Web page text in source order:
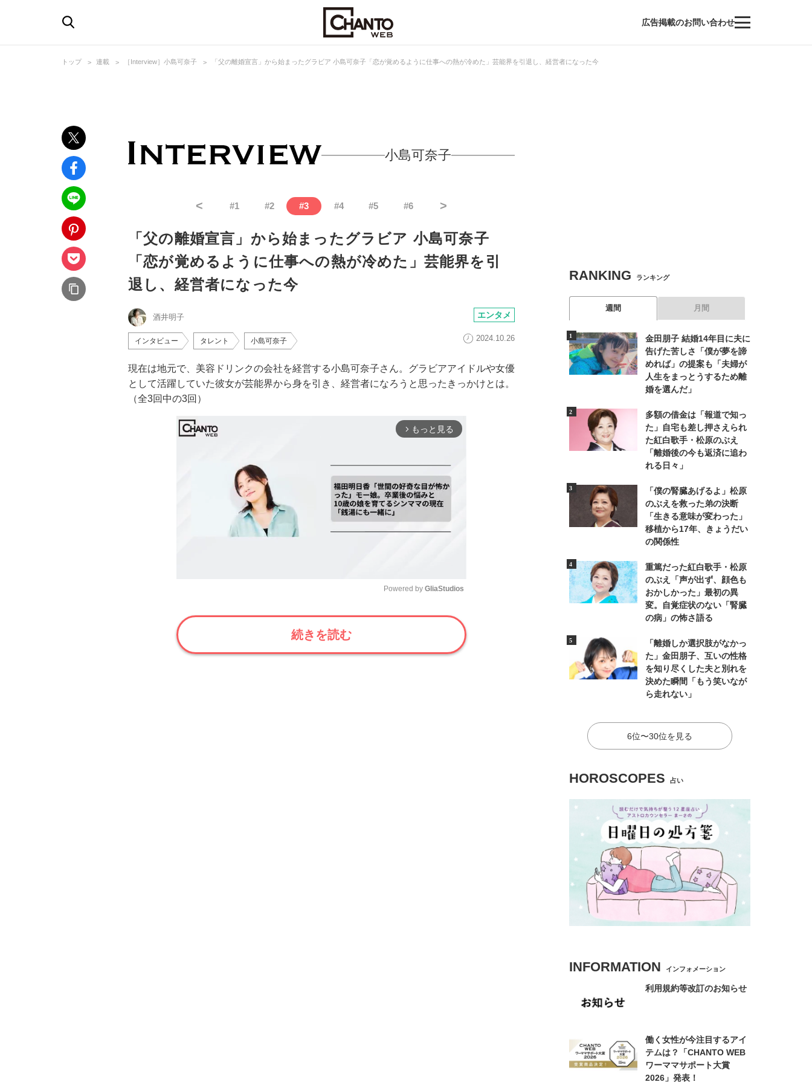
広告掲載のお問い合わせ
トップ 連載 ［Interview］小島可奈子 「父の離婚宣言」から始まったグラビア 小島可奈子「恋が覚めるように仕事への熱が冷めた」芸能界を引退し、経営者になった今
小島可奈子
< #1 #2 #3 #4 #5 #6 >
「父の離婚宣言」から始まったグラビア 小島可奈子
「恋が覚めるように仕事への熱が冷めた」芸能界を引
退し、経営者になった今
酒井明子 エンタメ
インタビュー タレント 小島可奈子 2024.10.26
現在は地元で、美容ドリンクの会社を経営する小島可奈子さん。グラビアアイドルや女優
として活躍していた彼女が芸能界から身を引き、経営者になろうと思ったきっかけとは。
（全3回中の3回）
arrow_forward_ios もっと見る
Powered by GliaStudios
続きを読む
RANKING ランキング
週間 月間
金田朋子 結婚14年目に夫に
告げた苦しさ「僕が夢を諦
めれば」の提案も「夫婦が
人生をまっとうするため離
婚を選んだ」
多額の借金は「報道で知っ
た」自宅も差し押さえられ
た紅白歌手・松原のぶえ
「離婚後の今も返済に追わ
れる日々」
「僕の腎臓あげるよ」松原
のぶえを救った弟の決断
「生きる意味が変わった」
移植から17年、きょうだい
の関係性
重篤だった紅白歌手・松原
のぶえ「声が出ず、顔色も
おかしかった」最初の異
変。自覚症状のない「腎臓
の病」の怖さ語る
「離婚しか選択肢がなかっ
た」金田朋子、互いの性格
を知り尽くした夫と別れを
決めた瞬間「もう笑いなが
ら走れない」
6位〜30位を見る
HOROSCOPES 占い
INFORMATION インフォメーション
利用規約等改訂のお知らせ
働く女性が今注目するアイ
テムは？「CHANTO WEB
ワーママサポート大賞
2026」発表！